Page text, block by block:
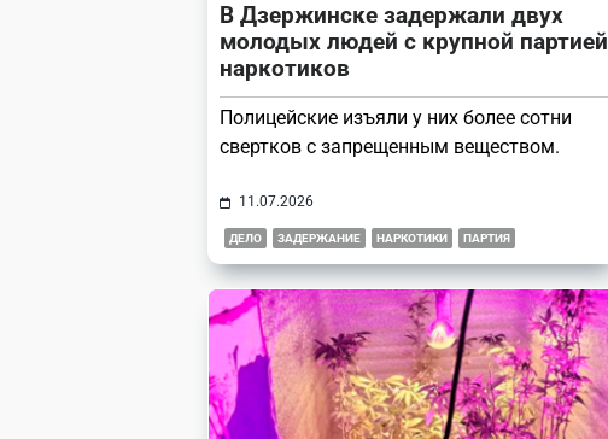
В Дзержинске задержали двух
молодых людей с крупной партией
наркотиков
Полицейские изъяли у них более сотни
свертков с запрещенным веществом.
11.07.2026
ДЕЛО ЗАДЕРЖАНИЕ НАРКОТИКИ ПАРТИЯ